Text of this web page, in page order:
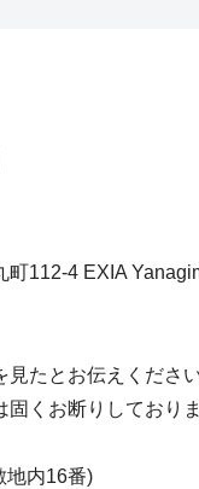
町112-4 EXIA
たとお伝えくださ
くお断りしており
地内16番)